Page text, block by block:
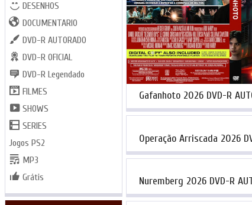
Gafanhoto 2026 DVD-R
Operação Arriscada 2026
Nuremberg 2026 DVD-R
DESENHOS
DOCUMENTARIO
DVD-R AUTORADO
DVD-R OFICIAL
DVD-R Legendado
FILMES
SHOWS
SERIES
Jogos PS2
MP3
Grátis